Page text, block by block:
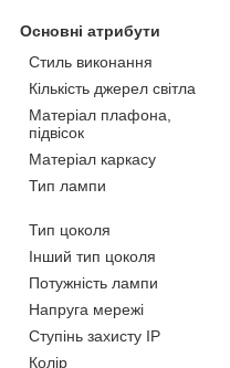
Основні атрибути
Стиль виконання
Кількість джерел світла
Матеріал плафона,
підвісок
Матеріал каркасу
Тип лампи
Тип цоколя
Інший тип цоколя
Потужність лампи
Напруга мережі
Ступінь захисту IP
Колір